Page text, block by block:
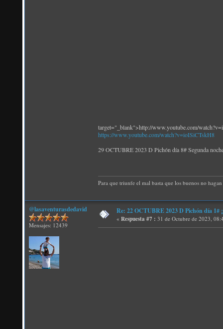
target="_blank">http://www.youtube.com/
https://www.youtube.com/watch?v=ioISiCTskH8
29 OCTUBRE 2023 D Pichón día 8# Segunda
Para que triunfe el mal basta que los buenos no
@lasaventurasdedavid
Mensajes: 12439
Re: 22 OCTUBRE 2023 D Pichón día
« Respuesta #7 : 31 de Octubre de 2023,